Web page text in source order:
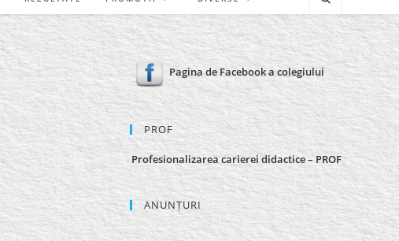
Pagina de Facebook a colegiului
PROF
Profesionalizarea carierei didactice – PROF
ANUNȚURI